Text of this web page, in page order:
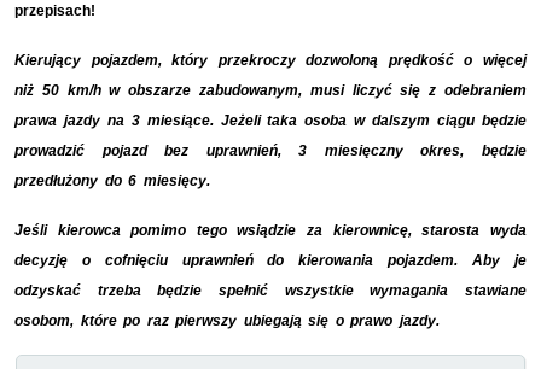
przepisach!
Kierujący pojazdem, który przekroczy dozwoloną prędkość o więcej
niż 50 km/h w obszarze zabudowanym, musi liczyć się z odebraniem
prawa jazdy na 3 miesiące. Jeżeli taka osoba w dalszym ciągu będzie
prowadzić pojazd bez uprawnień, 3 miesięczny okres, będzie
przedłużony do 6 miesięcy.
Jeśli kierowca pomimo tego wsiądzie za kierownicę, starosta wyda
decyzję o cofnięciu uprawnień do kierowania pojazdem. Aby je
odzyskać trzeba będzie spełnić wszystkie wymagania stawiane
osobom, które po raz pierwszy ubiegają się o prawo jazdy.